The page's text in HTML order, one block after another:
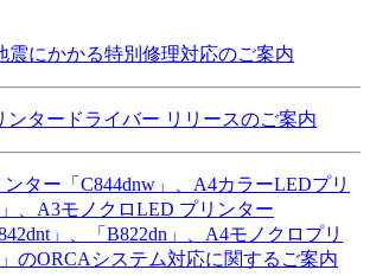
震にかかる特別修理対応のご案内
ンタードライバー リリースのご案内
ター「C844dnw」、A4カラーLEDプリ
、A3モノクロLED プリンター
」、「B822dn」、A4モノクロプリ
のORCAシステム対応に関するご案内